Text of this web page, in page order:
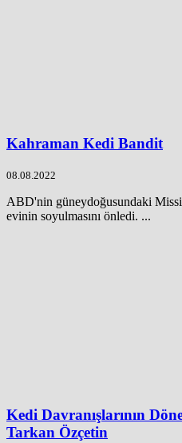
Kahraman Kedi Bandit
08.08.2022
ABD'nin güneydoğusundaki
evinin soyulmasını önledi. ...
Kedi Davranışlarının
Tarkan Özçetin